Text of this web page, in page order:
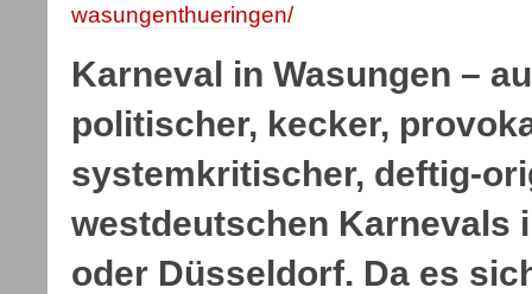
wasungenthueringen/
Karneval in Wasungen –
politischer, kecker,
systemkritischer, deftig-
westdeutschen Karnevals
oder Düsseldorf. Da es